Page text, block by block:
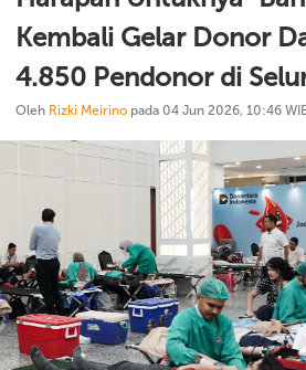
Kembali Gelar Donor
4.850 Pendonor di
Oleh Rizki Meirino pada 04 Jun 2026, 10:46